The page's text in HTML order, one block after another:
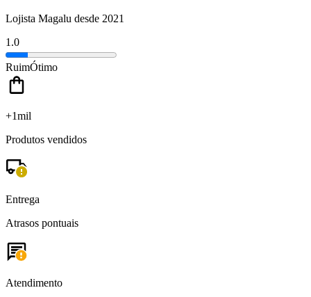
Lojista Magalu desde 2021
1.0
RuimÓtimo
+1mil
Produtos vendidos
Entrega
Atrasos pontuais
Atendimento